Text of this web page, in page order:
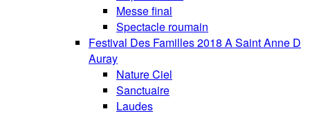
Messe final
Spectacle roumain
Festival Des Familles 2018 A Saint Anne D
Auray
Nature Ciel
Sanctuaire
Laudes